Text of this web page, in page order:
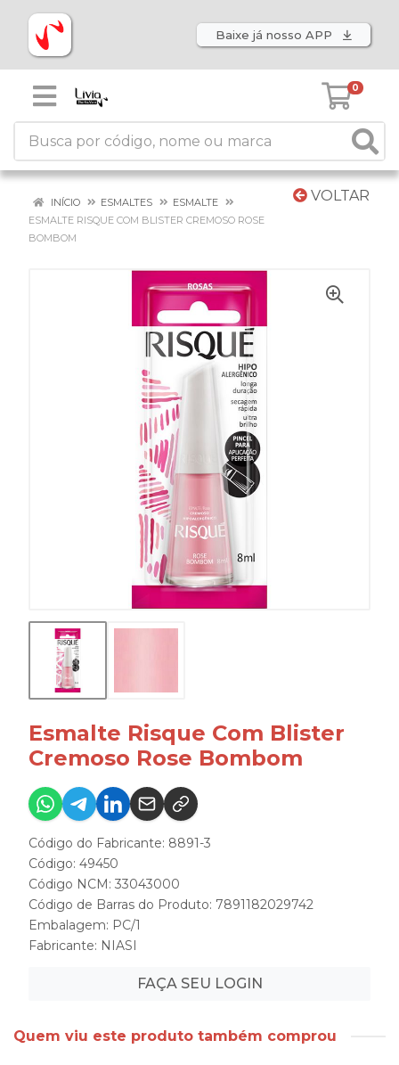
Baixe já nosso APP
0
VOLTAR
INÍCIO ESMALTES
ESMALTE
ESMALTE RISQUE COM BLISTER CREMOSO ROSE
BOMBOM
Esmalte Risque Com Blister
Cremoso Rose Bombom
Código do Fabricante: 8891-3
Código: 49450
Código NCM: 33043000
Código de Barras do Produto: 7891182029742
Embalagem: PC/1
Fabricante: NIASI
FAÇA SEU LOGIN
Quem viu este produto também comprou